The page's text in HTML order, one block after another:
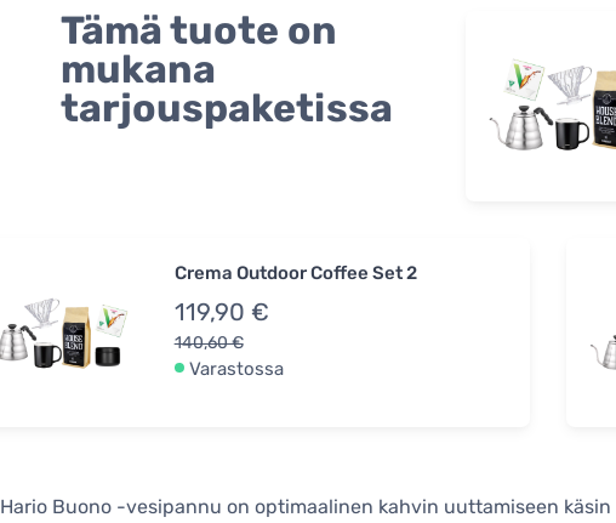
Tämä tuote on
mukana
tarjouspaketissa
Crema Outdoor Coffee Set 2
119,90 €
140,60 €
Varastossa
Hario Buono -vesipannu on optimaalinen kahvin uuttamiseen käsin